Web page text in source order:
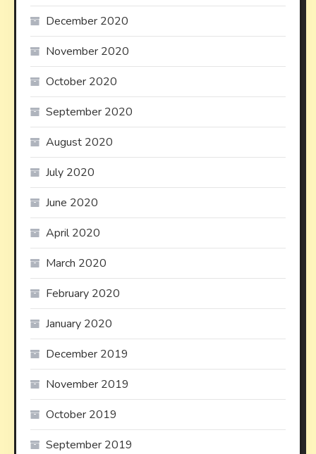
December 2020
November 2020
October 2020
September 2020
August 2020
July 2020
June 2020
April 2020
March 2020
February 2020
January 2020
December 2019
November 2019
October 2019
September 2019